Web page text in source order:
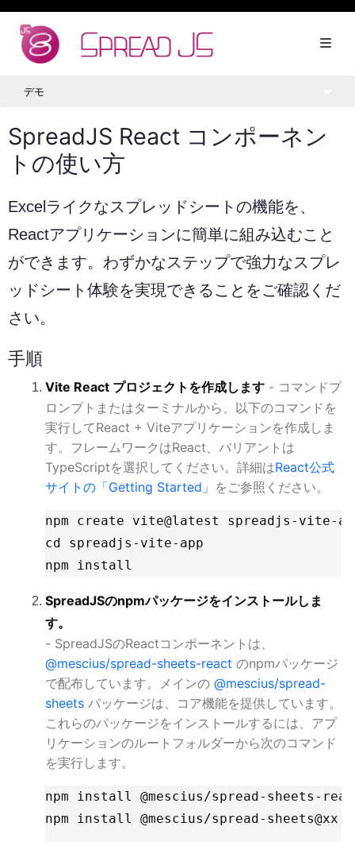
デモ
SpreadJS React コンポーネン
トの使い方
Excelライクなスプレッドシートの機能を、
Reactアプリケーションに簡単に組み込むこと
ができます。わずかなステップで強力なスプレ
ッドシート体験を実現できることをご確認くだ
さい。
手順
Vite React プロジェクトを作成します - コマンドプ
ロンプトまたはターミナルから、以下のコマンドを
実行してReact + Viteアプリケーションを作成しま
す。フレームワークはReact、バリアントは
TypeScriptを選択してください。詳細はReact公式
サイトの「Getting Started」 をご参照ください。
npm create vite@latest spreadjs-vite-
cd spreadjs-vite-app
npm install
SpreadJSのnpmパッケージをインストールしま
す。
- SpreadJSのReactコンポーネントは、
@mescius/spread-sheets-react のnpmパッケージ
で配布しています。メインの @mescius/spread-
sheets パッケージは、コア機能を提供しています。
これらのパッケージをインストールするには、アプ
リケーションのルートフォルダーから次のコマンド
を実行します。
npm install @mescius/spread-sheets-
npm install @mescius/spread-